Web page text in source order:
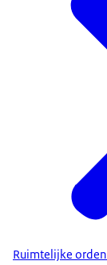
Ruimtelijke